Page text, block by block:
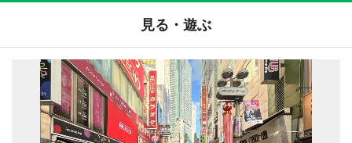
見る・遊ぶ